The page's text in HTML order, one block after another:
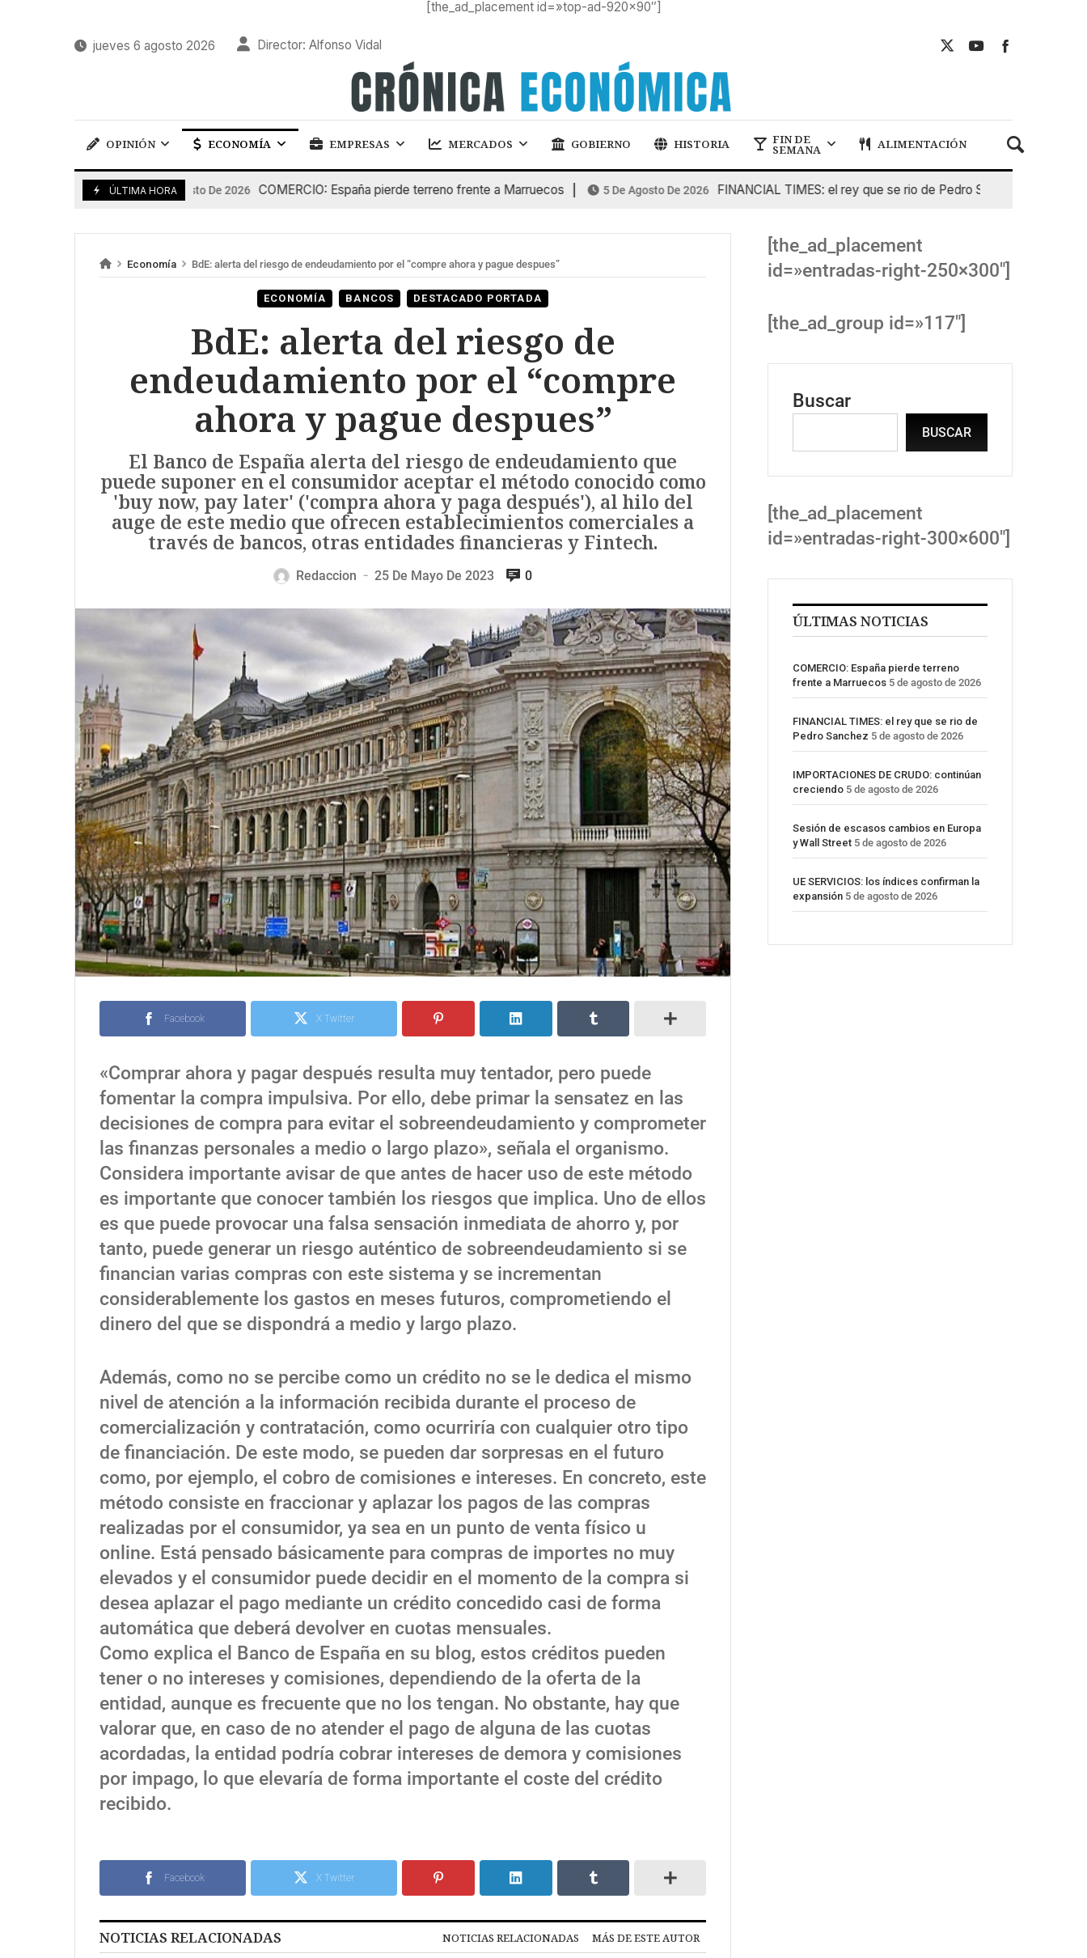
[the_ad_placement id=»top-ad-920×90″]
jueves 6 agosto 2026 Director: Alfonso Vidal
OPINIÓN ECONOMÍA EMPRESAS MERCADOS GOBIERNO HISTORIA FIN DE
SEMANA ALIMENTACIÓN
ÚLTIMA HORA
5 De Agosto De 2026 COMERCIO: España pierde terreno frente a Marruecos 5 De Agosto De 2026 FINANCIAL TIMES: el rey que se rio de Pedro Sanchez
Economía BdE: alerta del riesgo de endeudamiento por el “compre ahora y pague despues”
ECONOMÍA BANCOS DESTACADO PORTADA
BdE: alerta del riesgo de
endeudamiento por el “compre
ahora y pague despues”
El Banco de España alerta del riesgo de endeudamiento que
puede suponer en el consumidor aceptar el método conocido como
'buy now, pay later' ('compra ahora y paga después'), al hilo del
auge de este medio que ofrecen establecimientos comerciales a
través de bancos, otras entidades financieras y Fintech.
Redaccion — 25 De Mayo De 2023 0
Facebook X Twitter
«Comprar ahora y pagar después resulta muy tentador, pero puede
fomentar la compra impulsiva. Por ello, debe primar la sensatez en las
decisiones de compra para evitar el sobreendeudamiento y comprometer
las finanzas personales a medio o largo plazo», señala el organismo.
Considera importante avisar de que antes de hacer uso de este método
es importante que conocer también los riesgos que implica. Uno de ellos
es que puede provocar una falsa sensación inmediata de ahorro y, por
tanto, puede generar un riesgo auténtico de sobreendeudamiento si se
financian varias compras con este sistema y se incrementan
considerablemente los gastos en meses futuros, comprometiendo el
dinero del que se dispondrá a medio y largo plazo.
Además, como no se percibe como un crédito no se le dedica el mismo
nivel de atención a la información recibida durante el proceso de
comercialización y contratación, como ocurriría con cualquier otro tipo
de financiación. De este modo, se pueden dar sorpresas en el futuro
como, por ejemplo, el cobro de comisiones e intereses. En concreto, este
método consiste en fraccionar y aplazar los pagos de las compras
realizadas por el consumidor, ya sea en un punto de venta físico u
online. Está pensado básicamente para compras de importes no muy
elevados y el consumidor puede decidir en el momento de la compra si
desea aplazar el pago mediante un crédito concedido casi de forma
automática que deberá devolver en cuotas mensuales.
Como explica el Banco de España en su blog, estos créditos pueden
tener o no intereses y comisiones, dependiendo de la oferta de la
entidad, aunque es frecuente que no los tengan. No obstante, hay que
valorar que, en caso de no atender el pago de alguna de las cuotas
acordadas, la entidad podría cobrar intereses de demora y comisiones
por impago, lo que elevaría de forma importante el coste del crédito
recibido.
Facebook X Twitter
NOTICIAS RELACIONADAS NOTICIAS RELACIONADAS MÁS DE ESTE AUTOR
[the_ad_placement
id=»entradas-right-250×300″]
[the_ad_group id=»117″]
Buscar
BUSCAR
[the_ad_placement
id=»entradas-right-300×600″]
ÚLTIMAS NOTICIAS
COMERCIO: España pierde terreno
frente a Marruecos 5 de agosto de 2026
FINANCIAL TIMES: el rey que se rio de
Pedro Sanchez 5 de agosto de 2026
IMPORTACIONES DE CRUDO: continúan
creciendo 5 de agosto de 2026
Sesión de escasos cambios en Europa
y Wall Street 5 de agosto de 2026
UE SERVICIOS: los índices confirman la
expansión 5 de agosto de 2026